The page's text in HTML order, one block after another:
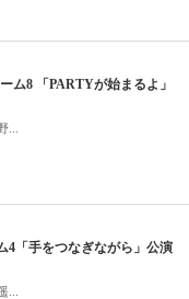
ム8 「PARTYが始まるよ」
...
4「手をつなぎながら」公演
...